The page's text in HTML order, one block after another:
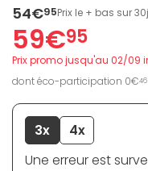
54€95Prix le + bas sur 30j
59€95
Prix promo jusqu'au 02/09
dont éco-participation 0€46
3x
4x
Une erreur est